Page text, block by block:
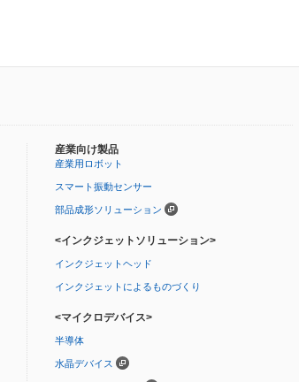
産業向け製品
産業用ロボット
スマート振動センサー
部品成形ソリューション
<インクジェットソリューション>
インクジェットヘッド
インクジェットによるものづくり
<マイクロデバイス>
半導体
水晶デバイス